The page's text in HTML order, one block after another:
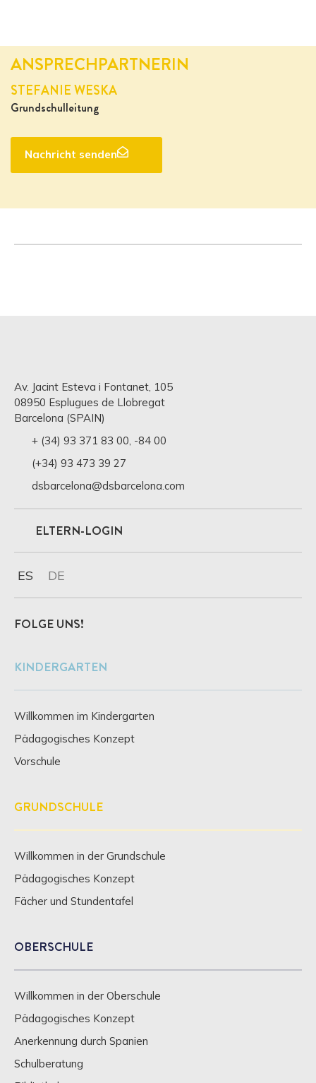
ANSPRECHPARTNERIN
STEFANIE WESKA
Grundschulleitung
Nachricht senden
Av. Jacint Esteva i Fontanet, 105
08950 Esplugues de Llobregat
Barcelona (SPAIN)
+ (34) 93 371 83 00, -84 00
(+34) 93 473 39 27
dsbarcelona@dsbarcelona.com
ELTERN-LOGIN
ES DE
FOLGE UNS!
KINDERGARTEN
Willkommen im Kindergarten
Pädagogisches Konzept
Vorschule
GRUNDSCHULE
Willkommen in der Grundschule
Pädagogisches Konzept
Fächer und Stundentafel
OBERSCHULE
Willkommen in der Oberschule
Pädagogisches Konzept
Anerkennung durch Spanien
Schulberatung